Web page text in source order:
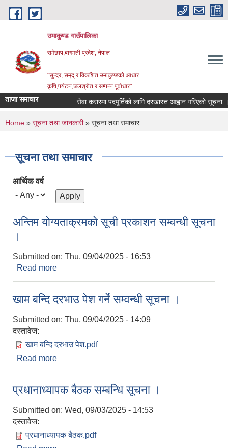
Skip to main content
उमाकुण्ड गाउँपालिका
रामेछाप,बागमती प्रदेश, नेपाल
"सुन्दर, समृद् र विकशित उमाकुण्डको आधार
कृषि,पर्यटन,जलश्रोत र सम्पन्न पूर्वाधार"
ताजा समाचार सेवा करारमा पदपूर्तिको लागि दरखास्त आह्वान गरिएको सूचना ।
You are here
Home » सूचना तथा जानकारी» सूचना तथा समाचार
सूचना तथा समाचार
आर्थिक वर्ष
अन्तिम योग्यताक्रमको सूची प्रकाशन सम्वन्धी सूचना
।
Submitted on: Thu, 09/04/2025 - 16:53
Read more
खाम बन्दि दरभाउ पेश गर्ने सम्वन्धी सूचना ।
Submitted on: Thu, 09/04/2025 - 14:09
दस्तावेज:
खाम बन्दि दरभाउ पेश.pdf
Read more
प्रधानाध्यापक बैठक सम्बन्धि सूचना ।
Submitted on: Wed, 09/03/2025 - 14:53
दस्तावेज:
प्रधानाध्यापक बैठक.pdf